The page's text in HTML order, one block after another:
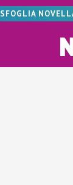
SFOGLIA